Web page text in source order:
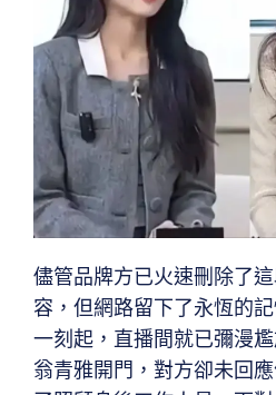
儘管品牌方已火速刪除了
容，但網路留下了永恆的
一刻起，直播間就已彌漫
翁青雅開門，對方卻未回